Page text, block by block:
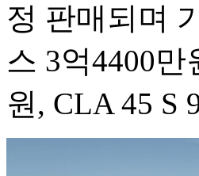
정 판매되며
스 3억4400만
원, CLA 45 S